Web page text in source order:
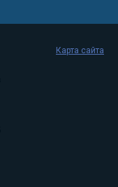
Карта сайта